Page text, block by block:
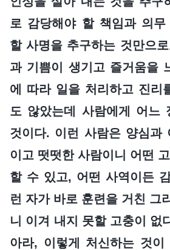
로 감당해야 할 책임과 의무
할 사명을 추구하는 것만으
과 기쁨이 생기고 즐거움을
에 따라 일을 처리하고 진리
도 않았는데 사람에게 어느
것이다. 이런 사람은 양심과
이고 떳떳한 사람이니 어떤
할 수 있고, 어떤 사역이든
런 자가 바로 훈련을 거친 그
니 이겨 내지 못할 고충이 없
아라, 이렇게 처신하는 것